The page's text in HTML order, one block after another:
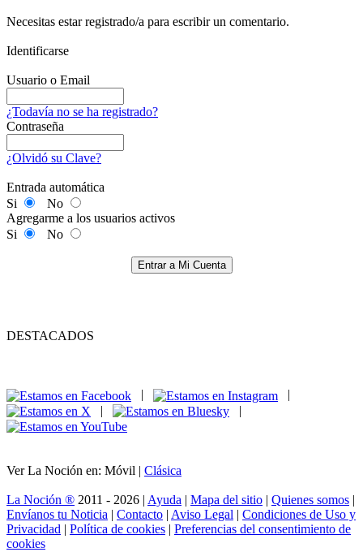
Necesitas estar registrado/a para escribir un comentario.
Identificarse
Usuario o Email
¿Todavía no se ha registrado?
Contraseña
¿Olvidó su Clave?
Entrada automática
Si
No
Agregarme a los usuarios activos
Si
No
Entrar a Mi Cuenta
DESTACADOS
|
|
Ver La Noción en: Móvil | Clásica
La Noción ® 2011 - 2026 | Ayuda | Mapa del sitio | Quienes somos |
Envíanos tu Noticia | Contacto | Aviso Legal | Condiciones de Uso y
Privacidad | Política de cookies | Preferencias del consentimiento de
cookies